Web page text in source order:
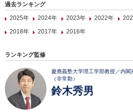
過去ランキング
2025年
2024年 2023年 2022年
2018年
2017年 2016年
ランキング監修
慶應義塾大学理工学部教授／内
（非常勤）
鈴木秀男